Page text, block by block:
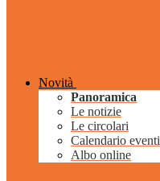
Novità
Panoramica
Le notizie
Le circolari
Calendario eventi
Albo online